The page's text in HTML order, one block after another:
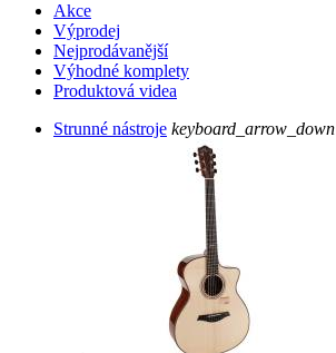
Akce
Výprodej
Nejprodávanější
Výhodné komplety
Produktová videa
Strunné nástroje keyboard_arrow_down